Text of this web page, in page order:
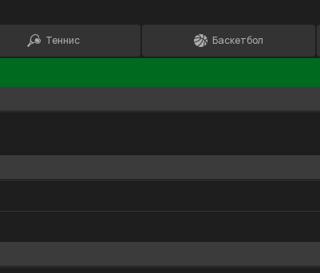
Теннис Баскетбол